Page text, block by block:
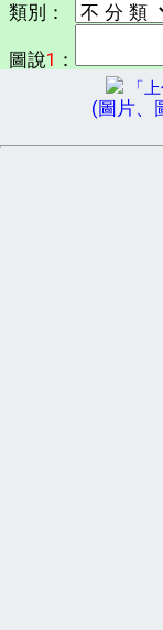
類別：
圖說1 ：
「上
(圖片、